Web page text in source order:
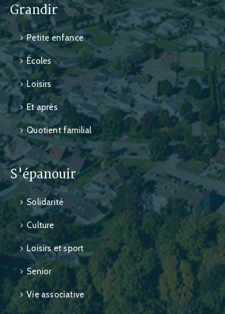
Grandir
Petite enfance
Écoles
Loisirs
Et après
Quotient familial
S'épanouir
Solidarité
Culture
Loisirs et sport
Senior
Vie associative